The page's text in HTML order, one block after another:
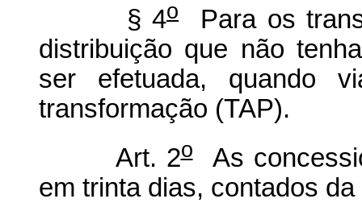
§ 4o
Para os
distribuição que não
ser efetuada, quando
transformação (TAP).
Art. 2oAs
em trinta dias, contados